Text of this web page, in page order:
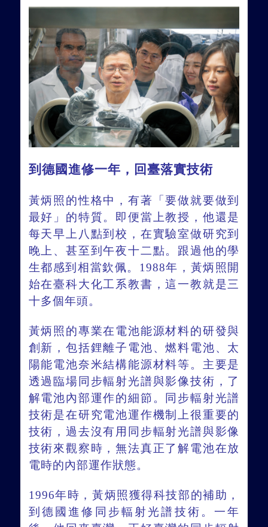
到德國進修一年，回臺落實技術
黃炳照的性格中，有著「要做就要做到
最好」的特質。即便當上教授，他還是
每天早上八點到校，在實驗室做研究到
晚上、甚至到午夜十二點。跟過他的學
生都感到相當欽佩。1988年，黃炳照開
始在臺科大化工系教書，這一教就是三
十多個年頭。
黃炳照的專業在電池能源材料的研發與
創新，包括鋰離子電池、燃料電池、太
陽能電池奈米結構能源材料等。主要是
透過臨場同步輻射光譜與影像技術，了
解電池內部運作的細節。同步輻射光譜
技術是在研究電池運作機制上很重要的
技術，過去沒有用同步輻射光譜與影像
技術來觀察時，無法真正了解電池在放
電時的內部運作狀態。
1996年時，黃炳照獲得科技部的補助，
到德國進修同步輻射光譜技術。一年